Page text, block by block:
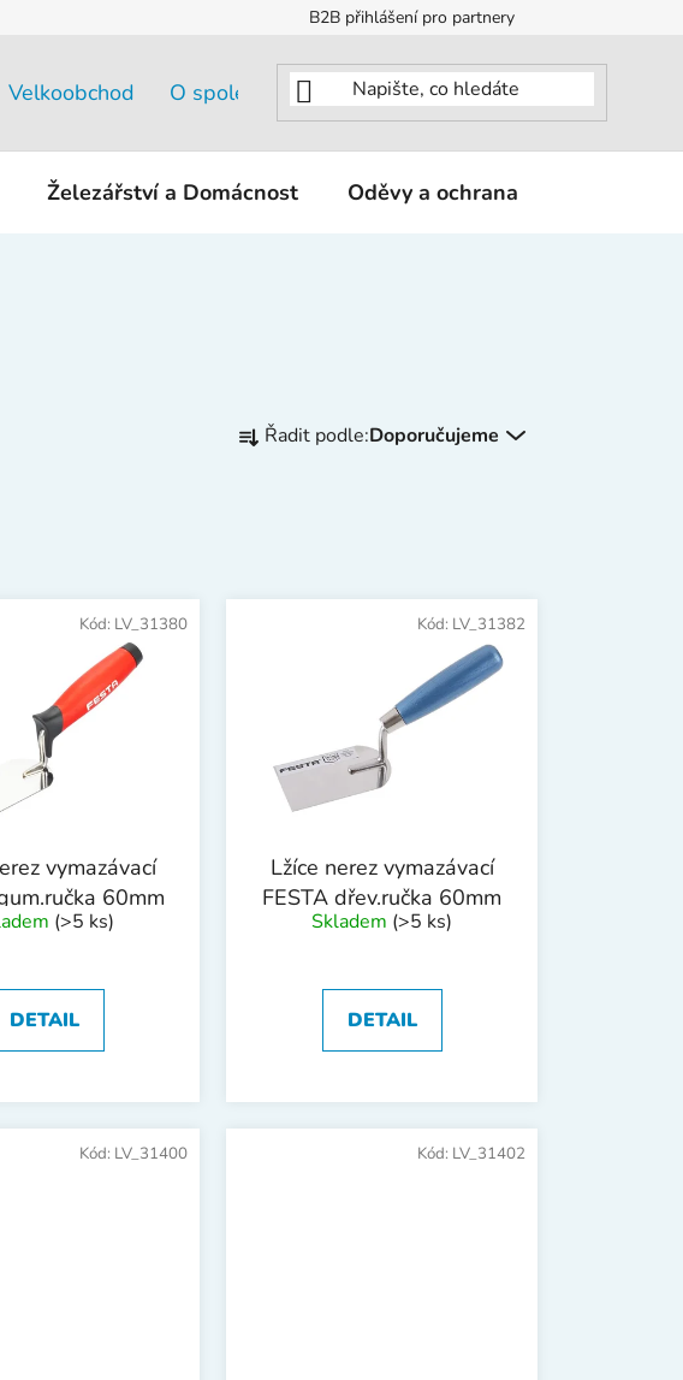
B2B přihlášení pro partnery
Velkoobchod O společnosti
Železářství a Domácnost Oděvy a ochrana
a
p
Řadit podle:Doporučujeme
vymazávací
60mm
(>5 ks)
DETAIL
Kód: LV_31380
Lžíce nerez vymazávací
FESTA dřev.ručka 60mm
Skladem (>5 ks)
DETAIL
Kód: LV_31382
Kód: LV_31400 Kód: LV_31402